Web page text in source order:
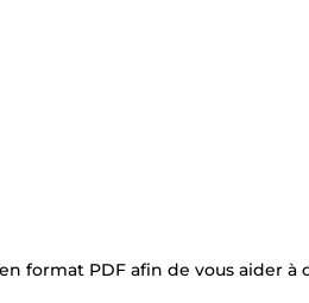
format PDF afin de vous aider